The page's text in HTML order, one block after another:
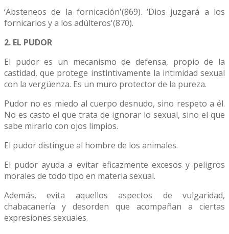
‘Absteneos de la fornicación'(869). ‘Dios juzgará a los
fornicarios y a los adúlteros'(870).
2. EL PUDOR
El pudor es un mecanismo de defensa, propio de la
castidad, que protege instintivamente la intimidad sexual
con la vergüenza. Es un muro protector de la pureza.
Pudor no es miedo al cuerpo desnudo, sino respeto a él.
No es casto el que trata de ignorar lo sexual, sino el que
sabe mirarlo con ojos limpios.
El pudor distingue al hombre de los animales.
El pudor ayuda a evitar eficazmente excesos y peligros
morales de todo tipo en materia sexual.
Además, evita aquellos aspectos de vulgaridad,
chabacanería y desorden que acompañan a ciertas
expresiones sexuales.